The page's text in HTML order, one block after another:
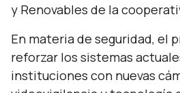
y Renovables de la
En materia de seguridad, el
reforzar los sistemas
instituciones con nuevas